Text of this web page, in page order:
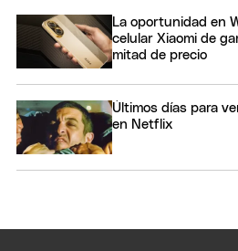
La oportunidad en
celular Xiaomi de
mitad de precio
Últimos días para
en Netflix